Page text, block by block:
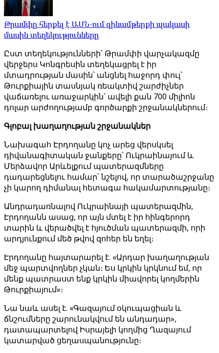
Թրամփը հերքել է ԱՄՆ-ում զինամթերքի պակասի
մասին տեղեկությունները
Ըստ տեղեկությունների՝ Թրամփի վարչակազմը
վերջերս Կոնգրեսին տեղեկացրել է իր
մտադրության մասին՝ անցնել հաջորդ փուլ՝
Թուրքիային տասնյակ ռեակտիվ շարժիչներ
վաճառելու առաջարկին՝ ավելի քան 700 միլիոն
դոլար արժողությամբ գործարքի շրջանակներում։
Գլոբալ խաղաղության շրջանակներ
Նախագահ Էրդողանը կոչ արեց վերսկսել
դիվանագիտական ​​ջանքերը՝ Ուկրաինայում և
Մերձավոր Արևելքում պատերազմները
դադարեցնելու համար՝ նշելով, որ տարածաշրջանը
չի կարող դիմանալ հետագա հակամարտությանը։
Անդրադառնալով Ուկրաինայի պատերազմին,
Էրդողանն ասաց, որ այն մտել է իր հինգերորդ
տարին և վերածվել է հյուծման պատերազմի, որի
արդյունքում մեծ թվով զոհեր են եղել։
Էրդողանը հայտարարել է. «Արդար խաղաղության
մեջ պարտվողներ չկան։ Ես կրկին կրկնում եմ, որ
մենք պատրաստ ենք կրկին միավորել կողմերին
Թուրքիայում»։
Նա նաև ասել է. «Գազայում օկուպացիան և
ճնշումները շարունակվում են անդադար»,
դատապարտելով Իսրայելի կողմից Ղազայում
կատարված ցեղասպանությունը։